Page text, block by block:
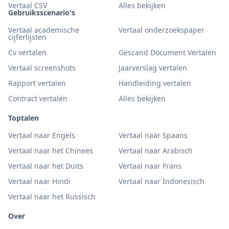
Gebruiksscenario's
Vertaal academische
cijferlijsten
Vertaal onderzoekspaper
Cv vertalen
Gescand Document Vertalen
Vertaal screenshots
Jaarverslag vertalen
Rapport vertalen
Handleiding vertalen
Contract vertalen
Alles bekijken
Toptalen
Vertaal naar Engels
Vertaal naar Spaans
Vertaal naar het Chinees
Vertaal naar Arabisch
Vertaal naar het Duits
Vertaal naar Frans
Vertaal naar Hindi
Vertaal naar Indonesisch
Vertaal naar het Russisch
Vertaal CSV Alles bekijken
Over